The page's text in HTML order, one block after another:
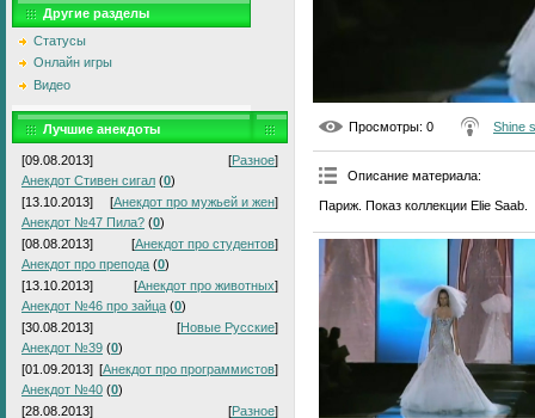
Другие разделы
Статусы
Онлайн игры
Видео
Лучшие анекдоты
[09.08.2013] [Разное]
Анекдот Стивен сигал (0)
[13.10.2013]
[Анекдот про мужьей и жен]
Анекдот №47 Пила? (0)
[08.08.2013]
[Анекдот про студентов]
Анекдот про препода (0)
[13.10.2013]
[Анекдот про животных]
Анекдот №46 про зайца (0)
[30.08.2013]
[Новые Русские]
Анекдот №39 (0)
[01.09.2013] [Анекдот про программистов]
Анекдот №40 (0)
[28.08.2013]
[Разное]
Просмотры: 0 Shine
Описание материала:
Париж. Показ коллекции Elie Saab.